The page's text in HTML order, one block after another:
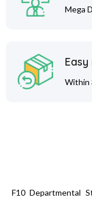
Mega
Within
F10 Departmental